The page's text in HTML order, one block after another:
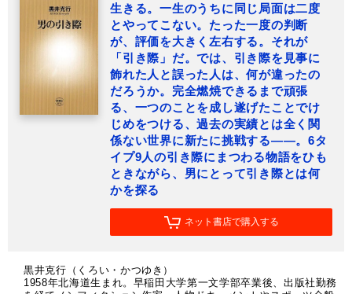
生きる。一生のうちに同じ局面は二度
とやってこない。たった一度の判断
が、評価を大きく左右する。それが
「引き際」だ。では、引き際を見事に
飾れた人と誤った人は、何が違ったの
だろうか。完全燃焼できるまで頑張
る、一つのことを成し遂げたことでけ
じめをつける、過去の実績とは全く関
係ない世界に新たに挑戦する――。6タ
イプ9人の引き際にまつわる物語をひも
ときながら、男にとって引き際とは何
かを探る
ネット書店で購入する
黒井克行（くろい・かつゆき）
1958年北海道生まれ。早稲田大学第一文学部卒業後、出版社勤務